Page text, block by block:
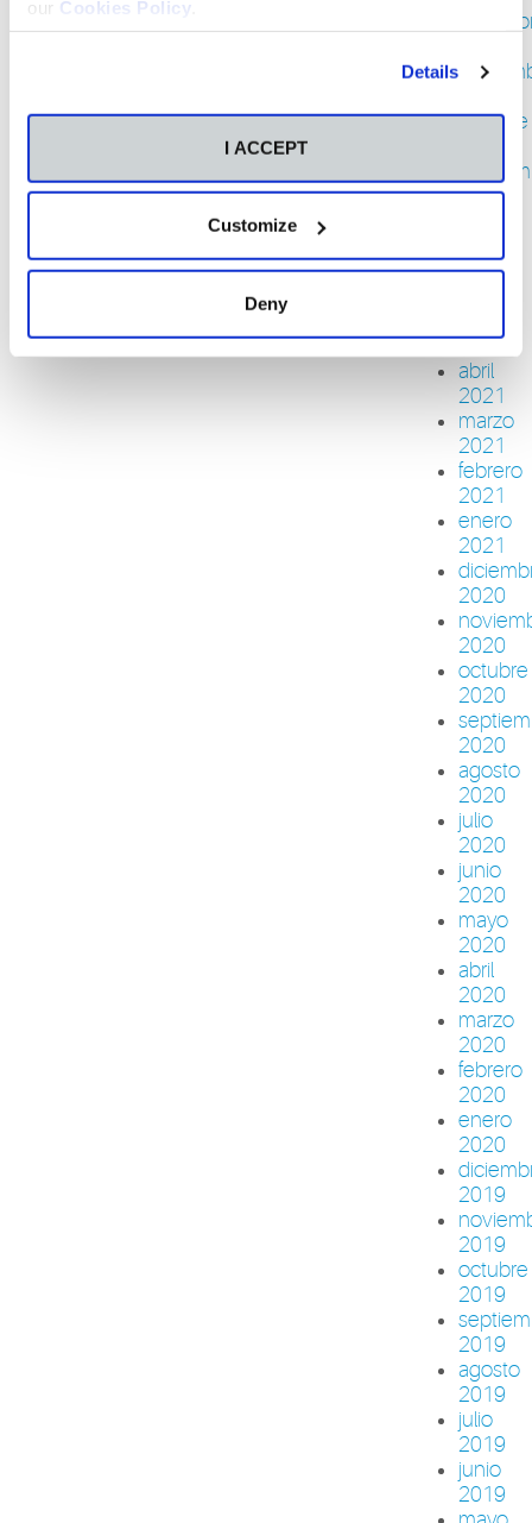
our Cookies Policy
Details
I ACCEPT
Customize
Deny
octubre
2021
junio
2021
abril
2021
marzo
2021
febrero
2021
enero
2021
2020
2020
octubre
2020
2020
agosto
2020
julio
2020
junio
2020
mayo
2020
abril
2020
marzo
2020
febrero
2020
enero
2020
2019
2019
octubre
2019
2019
agosto
2019
julio
2019
junio
2019